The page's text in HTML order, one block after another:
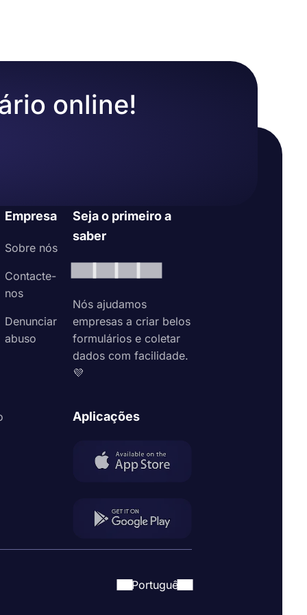
para
devem
tempo e
gratuitos
online!
Empresa
Sobre nós
Contacte-
nos
Denunciar
abuso
Seja o primeiro a
saber
Nós ajudamos
empresas a criar belos
formulários e coletar
dados com facilidade.
💜
Aplicações
Portuguê